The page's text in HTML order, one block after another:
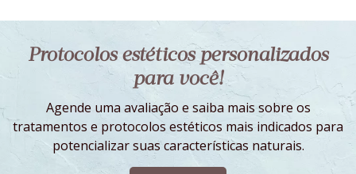
Protocolos estéticos personalizados
para você!
Agende uma avaliação e saiba mais sobre os
tratamentos e protocolos estéticos mais indicados para
potencializar suas características naturais.